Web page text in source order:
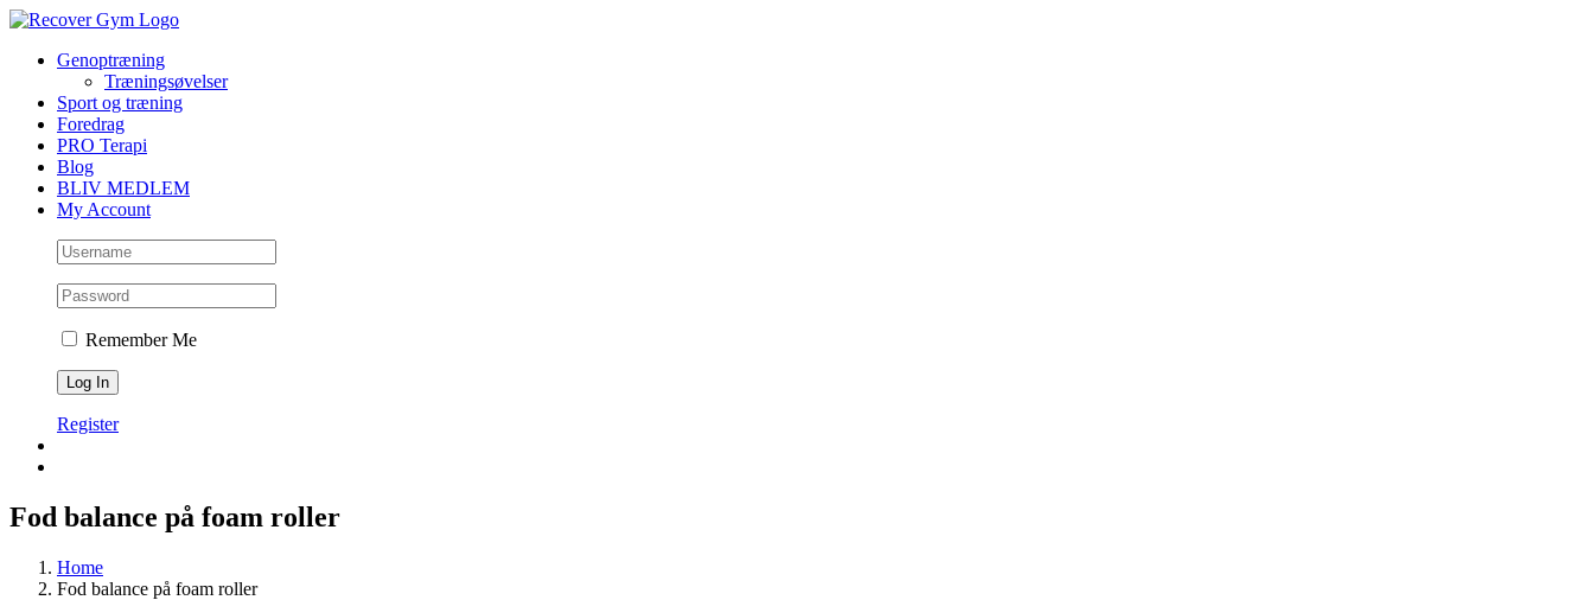
Skip
contentGenoptræning
Træningsøvelser
Sport og træning
Foredrag
PRO Terapi
Blog
BLIV MEDLEM
My Account
Remember Me
Register
Fod balance på foam roller
Home
Fod balance på foam roller